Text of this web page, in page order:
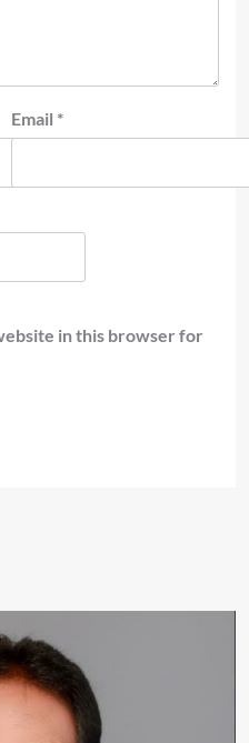
Email *
in this browser for